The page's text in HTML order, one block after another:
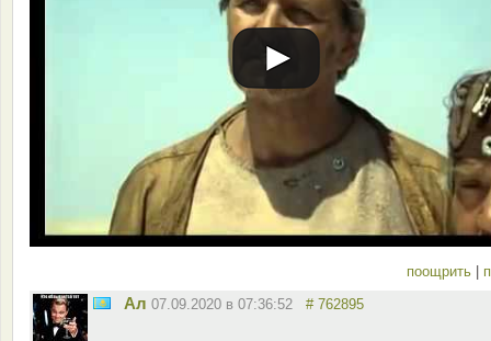
поощрить
Ал 07.09.2020 в 07:36:52 # 762895